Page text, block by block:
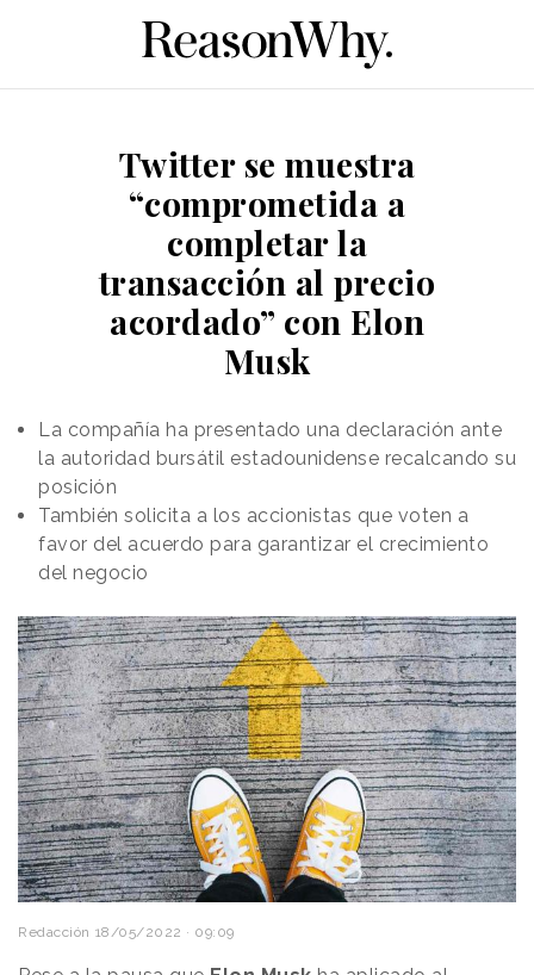
Twitter se muestra
“comprometida a
completar la
transacción al precio
acordado” con Elon
Musk
La compañía ha presentado una declaración ante
la autoridad bursátil estadounidense recalcando su
posición
También solicita a los accionistas que voten a
favor del acuerdo para garantizar el crecimiento
del negocio
Redacción 18/05/2022 · 09:09